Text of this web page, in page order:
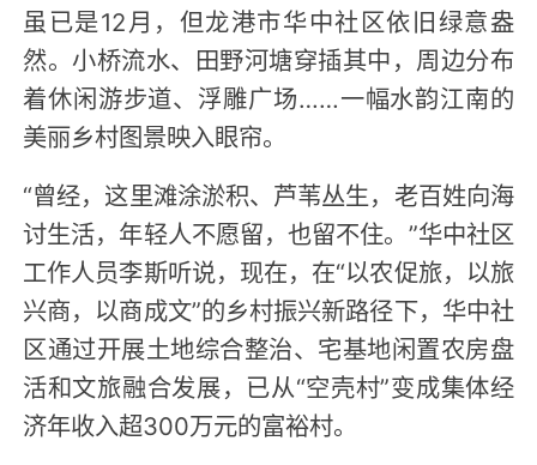
虽已是12月，但龙港市华中社区依旧绿意盎
然。小桥流水、田野河塘穿插其中，周边分布
着休闲游步道、浮雕广场……一幅水韵江南的
美丽乡村图景映入眼帘。
“曾经，这里滩涂淤积、芦苇丛生，老百姓向海
讨生活，年轻人不愿留，也留不住。”华中社区
工作人员李斯听说，现在，在“以农促旅，以旅
兴商，以商成文”的乡村振兴新路径下，华中社
区通过开展土地综合整治、宅基地闲置农房盘
活和文旅融合发展，已从“空壳村”变成集体经
济年收入超300万元的富裕村。